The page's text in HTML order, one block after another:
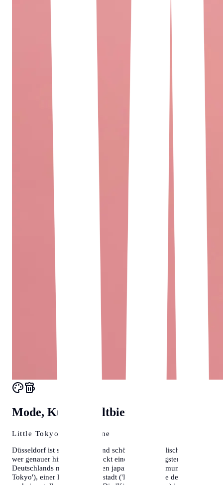
Mode, Kunst & Altbier
Little Tokyo on the Rhine
Düsseldorf ist schick, reich und schön – so das Klischee. Aber
wer genauer hinschaut, entdeckt eine der lebendigsten Städte
Deutschlands mit einer riesigen japanischen Community ('Little
Tokyo'), einer legendären Altstadt ('Längste Theke der Welt')